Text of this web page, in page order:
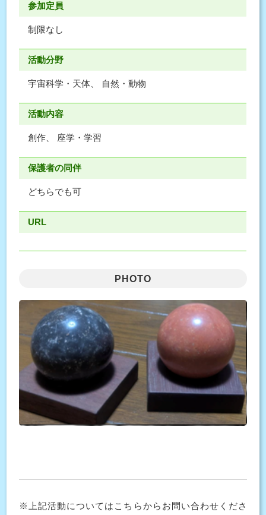
参加定員
制限なし
活動分野
宇宙科学・天体、 自然・動物
活動内容
創作、 座学・学習
保護者の同伴
どちらでも可
URL
PHOTO
※上記活動についてはこちらからお問い合わせくださ